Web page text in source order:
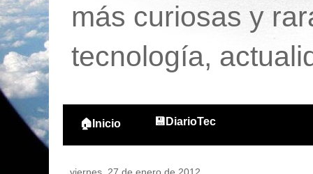
más curiosas y
tecnología,
🏠Inicio 💾DiarioTec